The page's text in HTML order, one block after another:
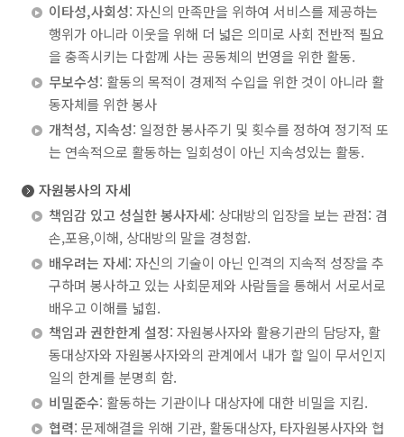
뉴스레터
학사안내
학사일정
문의전화안내
장학/학자금대출안내
등록안내
병무안내
증명서발급안내
학생증안내
대학생활안내서
이타성,사회성: 자신의 만족만을 위하여 서비스를 제공하는
행위가 아니라 이웃을 위해 더 넓은 의미로 사회 전반적 필요
을 충족시키는 다함께 사는 공동체의 번영을 위한 활동.
무보수성: 활동의 목적이 경제적 수입을 위한 것이 아니라 활
동자체를 위한 봉사
개척성, 지속성: 일정한 봉사주기 및 횟수를 정하여 정기적 또
는 연속적으로 활동하는 일회성이 아닌 지속성있는 활동.
자원봉사의 자세
책임감 있고 성실한 봉사자세: 상대방의 입장을 보는 관점: 겸
손,포용,이해, 상대방의 말을 경청함.
배우려는 자세: 자신의 기술이 아닌 인격의 지속적 성장을 추
구하며 봉사하고 있는 사회문제와 사람들을 통해서 서로서로
배우고 이해를 넓힘.
책임과 권한한계 설정: 자원봉사자와 활용기관의 담당자, 활
동대상자와 자원봉사자와의 관계에서 내가 할 일이 무서인지
일의 한계를 분명희 함.
비밀준수: 활동하는 기관이나 대상자에 대한 비밀을 지킴.
협력: 문제해결을 위해 기관, 활동대상자, 타자원봉사자와 협